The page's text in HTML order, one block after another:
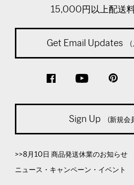
15,000円以上配送
Get Email Updates (
Sign Up (新規会
>>8月10日 商品発送休業のお知らせ
ニュース・キャンペーン・イベント